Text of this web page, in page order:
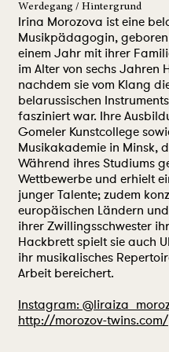
Werdegang / Hintergrund
Irina Morozova ist eine
Musikpädagogin,
einem Jahr mit ihrer
im Alter von sechs Jahren
nachdem sie vom Klang
belarussischen
fasziniert war. Ihre
Gomeler Kunstcollege
Musikakademie in Minsk,
Während ihres Studiums
Wettbewerbe und erhielt
junger Talente; zudem
europäischen Ländern
ihrer Zwillingsschwester
Hackbrett spielt sie auch
ihr musikalisches
Arbeit bereichert.
Instagram:
http://morozov-twins.com/